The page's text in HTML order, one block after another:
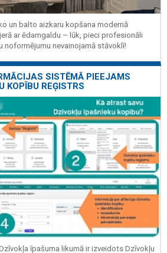
un balto aizkaru kopšana modernā
ar ēdamgaldu – lūk, pieci profesionāli
noformējumu nevainojamā stāvoklī!
SISTĒMĀ PIEEJAMS
KOPĪBU REĢISTRS
īpašuma likumā ir izveidots Dzīvokļu